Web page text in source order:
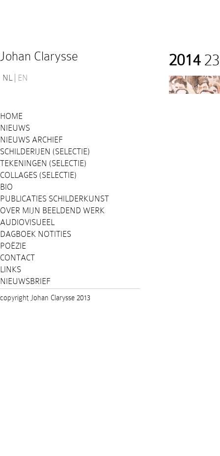
Johan Clarysse
NL EN
HOME
NIEUWS
NIEUWS ARCHIEF
SCHILDERIJEN (SELECTIE)
TEKENINGEN (SELECTIE)
COLLAGES (SELECTIE)
BIO
PUBLICATIES SCHILDERKUNST
OVER MIJN BEELDEND WERK
AUDIOVISUEEL
DAGBOEK NOTITIES
POËZIE
CONTACT
LINKS
NIEUWSBRIEF
2014
copyright Johan Clarysse 2013